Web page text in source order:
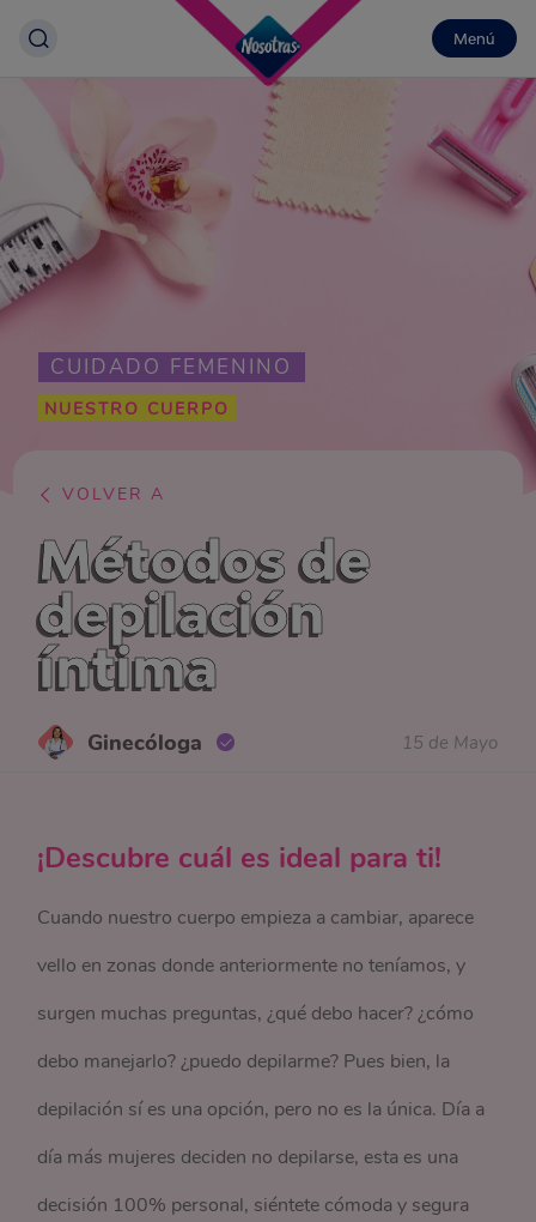
Menú
CUIDADO FEMENINO
NUESTRO CUERPO
VOLVER A
Métodos de
depilación
íntima
Ginecóloga 15 de Mayo
¡Descubre cuál es ideal para ti!
Cuando nuestro cuerpo empieza a cambiar, aparece
vello en zonas donde anteriormente no teníamos, y
surgen muchas preguntas, ¿qué debo hacer? ¿cómo
debo manejarlo? ¿puedo depilarme? Pues bien, la
depilación sí es una opción, pero no es la única. Día a
día más mujeres deciden no depilarse, esta es una
decisión 100% personal, siéntete cómoda y segura